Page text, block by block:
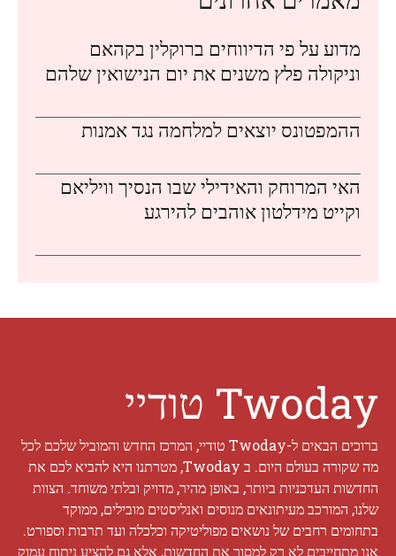
מדוע על פי הדיווחים ברוקלין בקהאם
וניקולה פלץ משנים את יום הנישואין שלהם
ההמפטונס יוצאים למלחמה נגד אמנות
האי המרוחק והאידילי שבו הנסיך וויליאם
וקייט מידלטון אוהבים להירגע
Twoday טודיי
ברוכים הבאים ל-Twoday טודיי, המרכז החדש והמוביל שלכם לכל
מה שקורה בעולם היום. ב Twoday, מטרתנו היא להביא לכם את
החדשות העדכניות ביותר, באופן מהיר, מדויק ובלתי משוחד. הצוות
שלנו, המורכב מעיתונאים מנוסים ואנליסטים מובילים, ממוקד
בתחומים רחבים של נושאים מפוליטיקה וכלכלה ועד תרבות וספורט.
אנו מתחייבים לא רק למסור את החדשות, אלא גם להציע ניתוח עמוק